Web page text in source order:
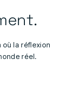
où la réflexion
réel.